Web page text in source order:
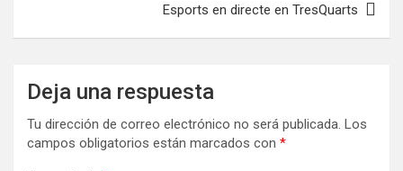
Esports en directe en TresQuarts
Deja una respuesta
Tu dirección de correo electrónico no será publicada. Los
campos obligatorios están marcados con *